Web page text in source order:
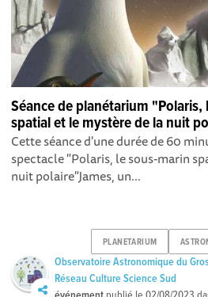
Séance de planétarium "Polaris,
spatial et le mystère de la nuit
Cette séance d'une durée de 60
spectacle "Polaris, le sous-marin
nuit polaire" James, un...
PLANETARIUM
Observatoire Astronomique du
Réseau Culture Science Sud